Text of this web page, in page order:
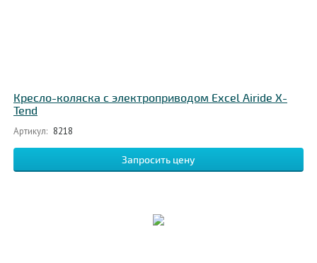
Кресло-коляска с электроприводом Excel Airide X-
Tend
Артикул: 8218
Запросить цену